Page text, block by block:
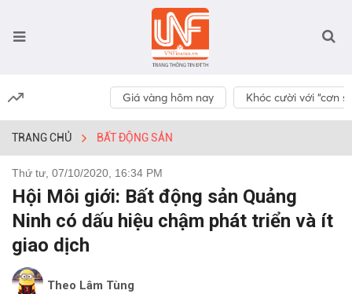
Giá vàng hôm nay Khóc cười với “cơn
TRANG CHỦ BẤT ĐỘNG SẢN
Thứ tư, 07/10/2020, 16:34 PM
Hội Môi giới: Bất động sản Quảng
Ninh có dấu hiệu chậm phát triển và ít
giao dịch
Theo Lâm Tùng